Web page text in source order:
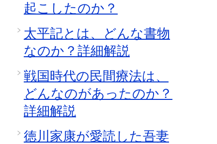
起こしたのか？
太平記とは、どんな書物
なのか？詳細解説
戦国時代の民間療法は、
どんなのがあったのか？
詳細解説
徳川家康が愛読した吾妻